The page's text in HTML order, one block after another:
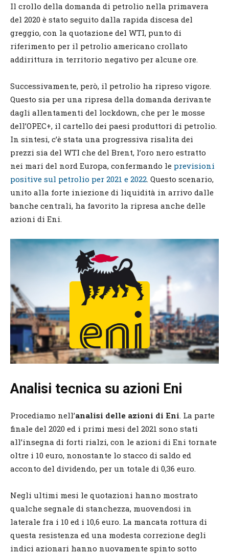
Il crollo della domanda di petrolio nella primavera
del 2020 è stato seguito dalla rapida discesa del
greggio, con la quotazione del WTI, punto di
riferimento per il petrolio americano crollato
addirittura in territorio negativo per alcune ore.
Successivamente, però, il petrolio ha ripreso vigore.
Questo sia per una ripresa della domanda derivante
dagli allentamenti del lockdown, che per le mosse
dell’OPEC+, il cartello dei paesi produttori di petrolio.
In sintesi, c’è stata una progressiva risalita dei
prezzi sia del WTI che del Brent, l’oro nero estratto
nei mari del nord Europa, confermando le previsioni
positive sul petrolio per 2021 e 2022. Questo scenario,
unito alla forte iniezione di liquidità in arrivo dalle
banche centrali, ha favorito la ripresa anche delle
azioni di Eni.
Analisi tecnica su azioni Eni
Procediamo nell’analisi delle azioni di Eni. La parte
finale del 2020 ed i primi mesi del 2021 sono stati
all’insegna di forti rialzi, con le azioni di Eni tornate
oltre i 10 euro, nonostante lo stacco di saldo ed
acconto del dividendo, per un totale di 0,36 euro.
Negli ultimi mesi le quotazioni hanno mostrato
qualche segnale di stanchezza, muovendosi in
laterale fra i 10 ed i 10,6 euro. La mancata rottura di
questa resistenza ed una modesta correzione degli
indici azionari hanno nuovamente spinto sotto